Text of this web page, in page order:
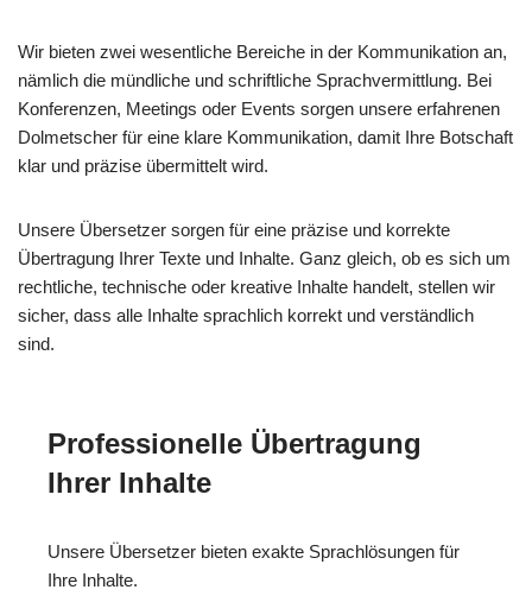
Wir bieten zwei wesentliche Bereiche in der Kommunikation an,
nämlich die mündliche und schriftliche Sprachvermittlung. Bei
Konferenzen, Meetings oder Events sorgen unsere erfahrenen
Dolmetscher für eine klare Kommunikation, damit Ihre Botschaft
klar und präzise übermittelt wird.
Unsere Übersetzer sorgen für eine präzise und korrekte
Übertragung Ihrer Texte und Inhalte. Ganz gleich, ob es sich um
rechtliche, technische oder kreative Inhalte handelt, stellen wir
sicher, dass alle Inhalte sprachlich korrekt und verständlich
sind.
Professionelle Übertragung
Ihrer Inhalte
Unsere Übersetzer bieten exakte Sprachlösungen für
Ihre Inhalte.